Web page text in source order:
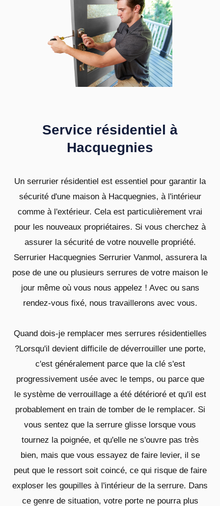
Service résidentiel à
Hacquegnies
Un serrurier résidentiel est essentiel pour garantir la
sécurité d'une maison à Hacquegnies, à l'intérieur
comme à l'extérieur. Cela est particulièrement vrai
pour les nouveaux propriétaires. Si vous cherchez à
assurer la sécurité de votre nouvelle propriété.
Serrurier Hacquegnies Serrurier Vanmol, assurera la
pose de une ou plusieurs serrures de votre maison le
jour même où vous nous appelez ! Avec ou sans
rendez-vous fixé, nous travaillerons avec vous.
Quand dois-je remplacer mes serrures résidentielles
?Lorsqu'il devient difficile de déverrouiller une porte,
c'est généralement parce que la clé s'est
progressivement usée avec le temps, ou parce que
le système de verrouillage a été détérioré et qu'il est
probablement en train de tomber de le remplacer. Si
vous sentez que la serrure glisse lorsque vous
tournez la poignée, et qu'elle ne s'ouvre pas très
bien, mais que vous essayez de faire levier, il se
peut que le ressort soit coincé, ce qui risque de faire
exploser les goupilles à l'intérieur de la serrure. Dans
ce genre de situation, votre porte ne pourra plus